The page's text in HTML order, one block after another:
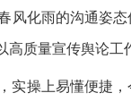
风化雨的沟通姿
高质量宣传舆论工
， 实操上易懂便捷，